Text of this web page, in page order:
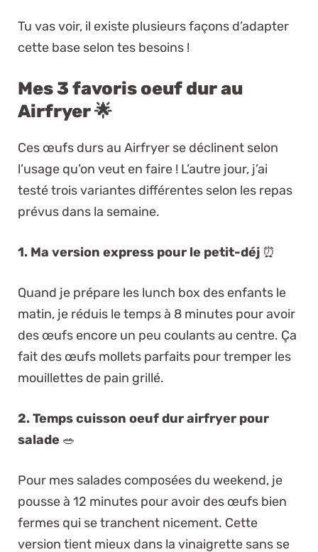
Tu vas voir, il existe plusieurs façons d’adapter
cette base selon tes besoins !
Mes 3 favoris oeuf dur au
Airfryer 🌟
Ces œufs durs au Airfryer se déclinent selon
l’usage qu’on veut en faire ! L’autre jour, j’ai
testé trois variantes différentes selon les repas
prévus dans la semaine.
1. Ma version express pour le petit-déj ⏰
Quand je prépare les lunch box des enfants le
matin, je réduis le temps à 8 minutes pour avoir
des œufs encore un peu coulants au centre. Ça
fait des œufs mollets parfaits pour tremper les
mouillettes de pain grillé.
2. Temps cuisson oeuf dur airfryer pour
salade 🥗
Pour mes salades composées du weekend, je
pousse à 12 minutes pour avoir des œufs bien
fermes qui se tranchent nicement. Cette
version tient mieux dans la vinaigrette sans se